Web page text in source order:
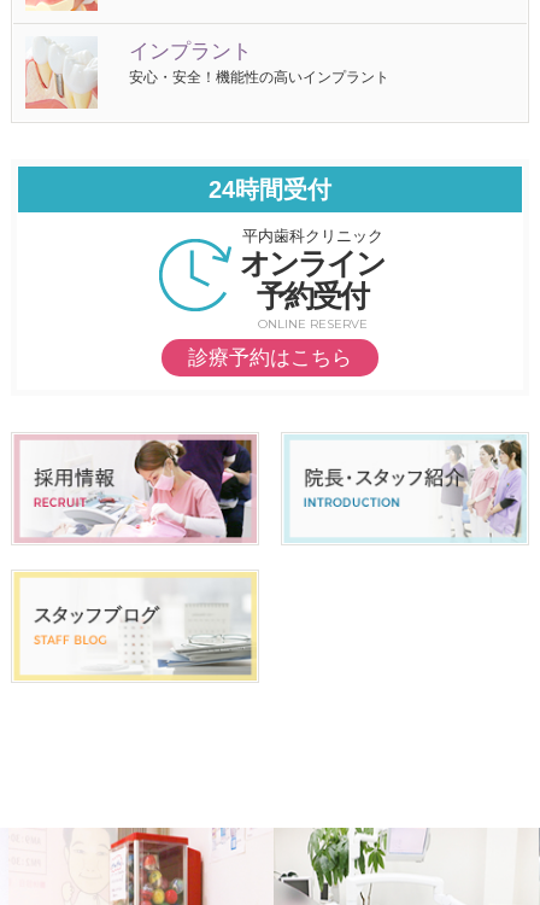
インプラント
安心・安全！機能性の高いインプラント
24時間受付
平内歯科クリニック
オンライン
予約受付
ONLINE RESERVE
診療予約はこちら